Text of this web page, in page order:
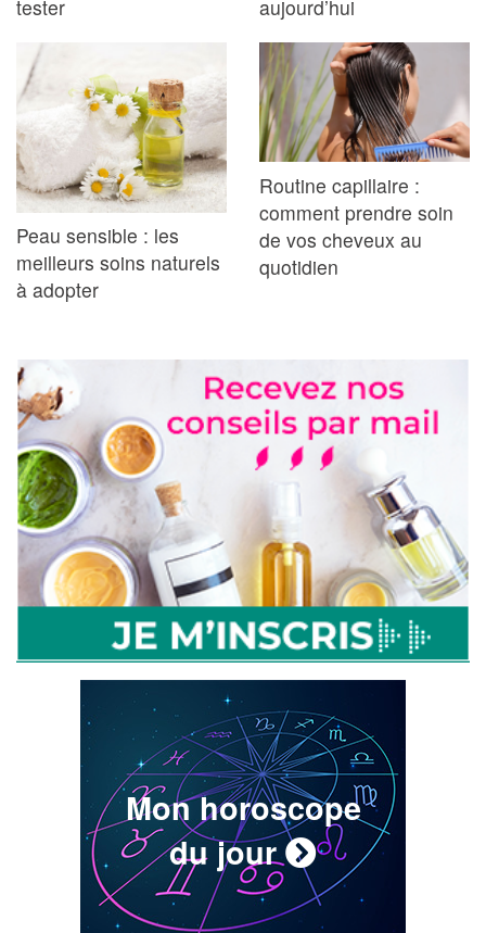
tester
aujourd’hui
Peau sensible : les
meilleurs soins naturels
à adopter
Routine capillaire :
comment prendre soin
de vos cheveux au
quotidien
Mon horoscope
du jour